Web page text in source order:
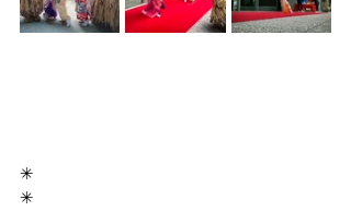
✳︎
✳︎